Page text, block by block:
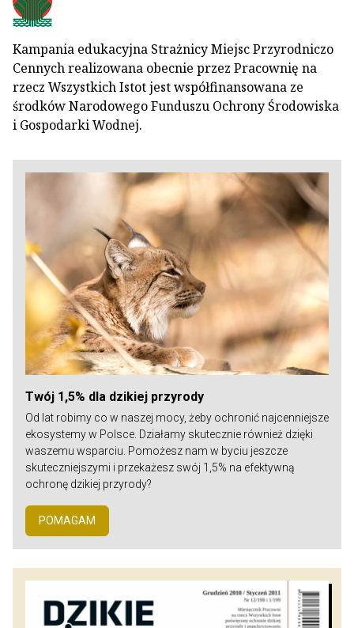
Kampania edukacyjna Strażnicy Miejsc Przyrodniczo
Cennych realizowana obecnie przez Pracownię na
rzecz Wszystkich Istot jest współfinansowana ze
środków Narodowego Funduszu Ochrony Środowiska
i Gospodarki Wodnej.
Twój 1,5% dla dzikiej przyrody
Od lat robimy co w naszej mocy, żeby ochronić najcenniejsze
ekosystemy w Polsce. Działamy skutecznie również dzięki
waszemu wsparciu. Pomożesz nam w byciu jeszcze
skuteczniejszymi i przekażesz swój 1,5% na efektywną
ochronę dzikiej przyrody?
POMAGAM